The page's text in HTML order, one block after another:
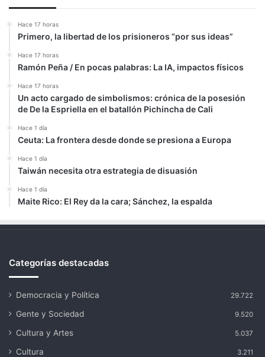
Hace 17 horas
Primero, la libertad de los prisioneros “por sus ideas”
Hace 17 horas
Ramón Peña / En pocas palabras: La IA, impactos físicos
Hace 17 horas
Un acto cargado de simbolismos: crónica de la posesión
de De la Espriella en el batallón Pichincha de Cali
Hace 1 día
Ceuta: La frontera desde donde se presiona a Europa
Hace 1 día
Taiwán necesita otra estrategia de disuasión
Hace 1 día
Maite Rico: El Rey da la cara; Sánchez, la espalda
Categorías destacadas
Democracia y Política 29.722
Gente y Sociedad 9.520
Cultura y Artes 5.037
Cultura 3.211